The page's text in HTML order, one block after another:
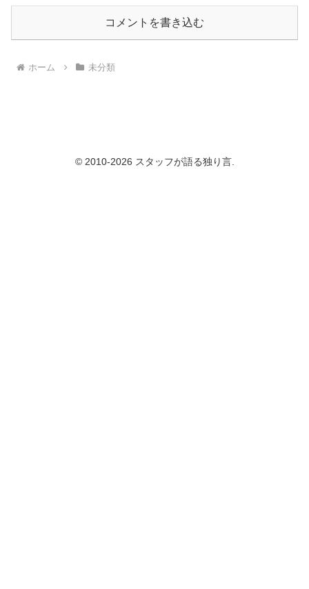
コメントを書き込む
ホーム 未分類
© 2010-2026 スタッフが語る独り言.